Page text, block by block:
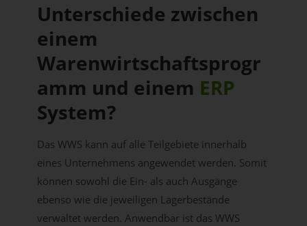
Unterschiede zwischen
einem
Warenwirtschaftsprogr
amm und einem ERP
System?
Das WWS kann auf alle Teilgebiete innerhalb
eines Unternehmens angewendet werden. Somit
können sowohl die Ein- als auch Ausgänge
ebenso wie die jeweiligen Lagerbestände
verwaltet werden. Anwendbar ist das WWS